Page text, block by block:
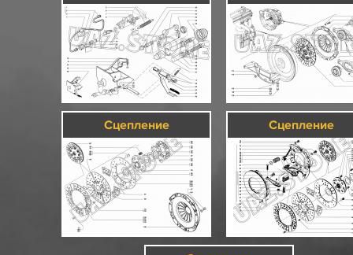
Сцепление Сцепление